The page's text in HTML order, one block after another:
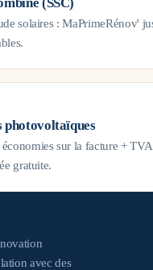
solaires : MaPrimeRénov'
photovoltaïques
sur la facture +
gratuite.
avec des